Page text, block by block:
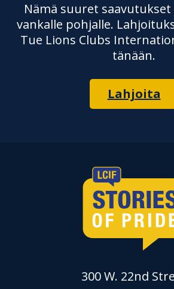
Nämä suuret
vankalle pohjalle.
Tue Lions Clubs
tänään.
Lahjoita
300 W. 22nd